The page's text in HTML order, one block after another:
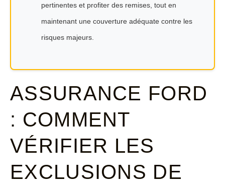
pertinentes et profiter des remises, tout en
maintenant une couverture adéquate contre les
risques majeurs.
ASSURANCE FORD
: COMMENT
VÉRIFIER LES
EXCLUSIONS DE